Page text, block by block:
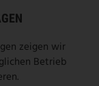
zeigen wir
Betrieb